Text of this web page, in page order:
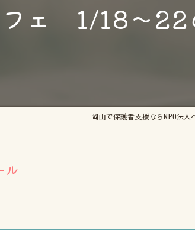
ペアレン
輝きの
フェ 1/18～22
岡山で保護者支援ならNPO法
ル